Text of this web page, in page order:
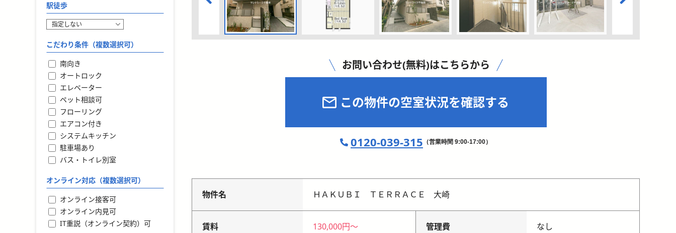
お問い合わせ(無料)はこちらから
この物件の空室状況を確認する
0120-039-315 （営業時間 9:00-17:00）
物件名 ＨＡＫＵＢＩ ＴＥＲＲＡＣＥ 大崎
賃料 130,000円〜 管理費 なし
駅徒歩
こだわり条件（複数選択可）
南向き
オートロック
エレベーター
ペット相談可
フローリング
エアコン付き
システムキッチン
駐車場あり
バス・トイレ別室
オンライン対応（複数選択可）
オンライン接客可
オンライン内見可
IT重説（オンライン契約）可